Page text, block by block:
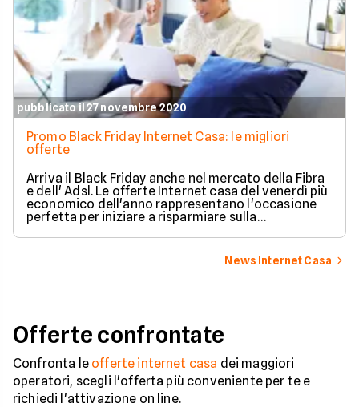
pubblicato il 27 novembre 2020
Promo Black Friday Internet Casa: le migliori
offerte
Arriva il Black Friday anche nel mercato della Fibra
e dell' Adsl. Le offerte Internet casa del venerdì più
economico dell'anno rappresentano l'occasione
perfetta per iniziare a risparmiare sulla
connessione ricevendo regali speciali. Ecco le
migliori offerte Internet Casa del Black Friday
News Internet Casa
Offerte confrontate
Confronta le offerte internet casa dei maggiori
operatori, scegli l'offerta più conveniente per te e
richiedi l'attivazione on line.